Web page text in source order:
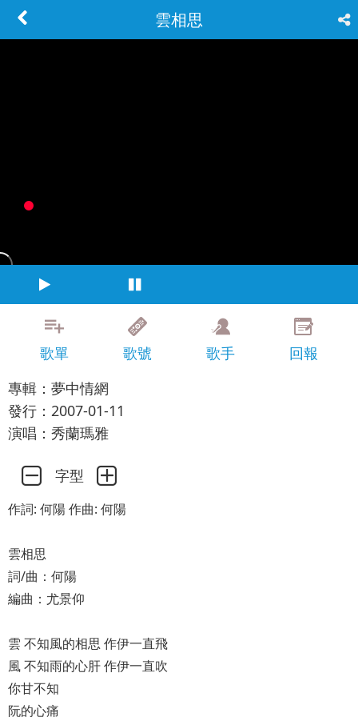
雲相思
歌單 歌號 歌手
回報
專輯：夢中情網
發行：2007-01-11
演唱：秀蘭瑪雅
字型
作詞: 何陽 作曲: 何陽
雲相思
詞/曲：何陽
編曲：尤景仰
雲 不知風的相思 作伊一直飛
風 不知雨的心肝 作伊一直吹
你甘不知
阮的心痛